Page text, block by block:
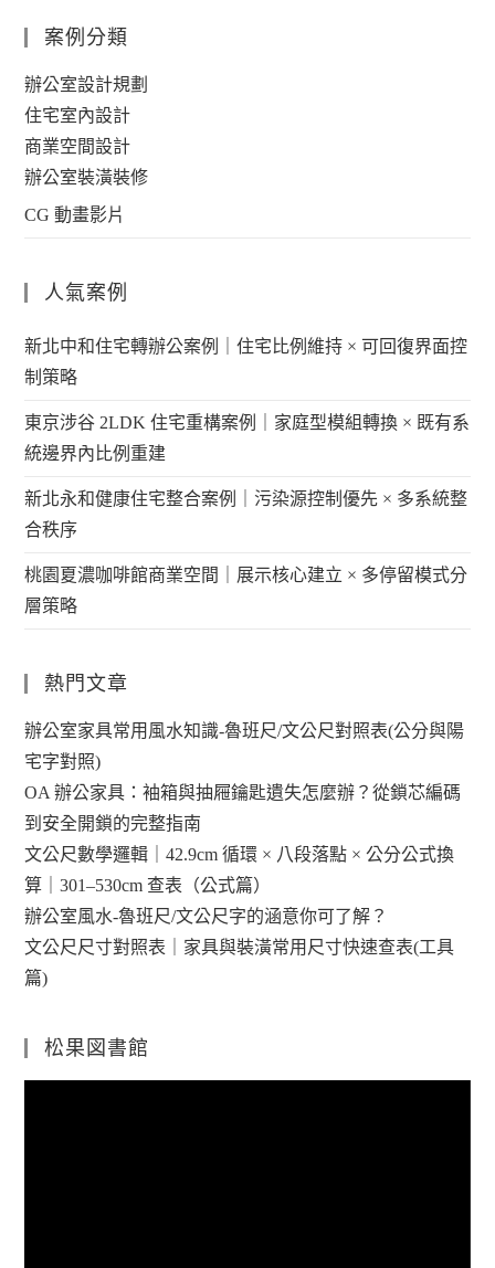
案例分類
辦公室設計規劃
住宅室內設計
商業空間設計
辦公室裝潢裝修
CG 動畫影片
人氣案例
新北中和住宅轉辦公案例｜住宅比例維持 × 可回復界面控
制策略
東京涉谷 2LDK 住宅重構案例｜家庭型模組轉換 × 既有系
統邊界內比例重建
新北永和健康住宅整合案例｜污染源控制優先 × 多系統整
合秩序
桃園夏濃咖啡館商業空間｜展示核心建立 × 多停留模式分
層策略
熱門文章
辦公室家具常用風水知識-魯班尺/文公尺對照表(公分與陽
宅字對照)
OA 辦公家具：袖箱與抽屜鑰匙遺失怎麼辦？從鎖芯編碼
到安全開鎖的完整指南
文公尺數學邏輯｜42.9cm 循環 × 八段落點 × 公分公式換
算｜301–530cm 查表（公式篇）
辦公室風水-魯班尺/文公尺字的涵意你可了解？
文公尺尺寸對照表｜家具與裝潢常用尺寸快速查表(工具
篇)
松果図書館